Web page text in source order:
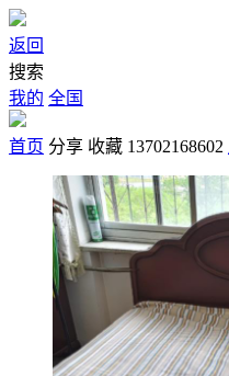
返回
搜索
我的 全国
首页 分享 收藏 13702168602